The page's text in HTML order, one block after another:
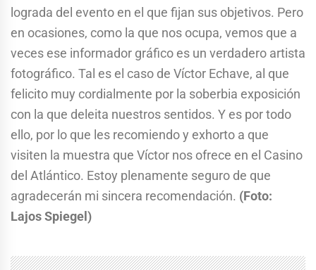
lograda del evento en el que fijan sus objetivos. Pero
en ocasiones, como la que nos ocupa, vemos que a
veces ese informador gráfico es un verdadero artista
fotográfico. Tal es el caso de Víctor Echave, al que
felicito muy cordialmente por la soberbia exposición
con la que deleita nuestros sentidos. Y es por todo
ello, por lo que les recomiendo y exhorto a que
visiten la muestra que Víctor nos ofrece en el Casino
del Atlántico. Estoy plenamente seguro de que
agradecerán mi sincera recomendación. (Foto:
Lajos Spiegel)